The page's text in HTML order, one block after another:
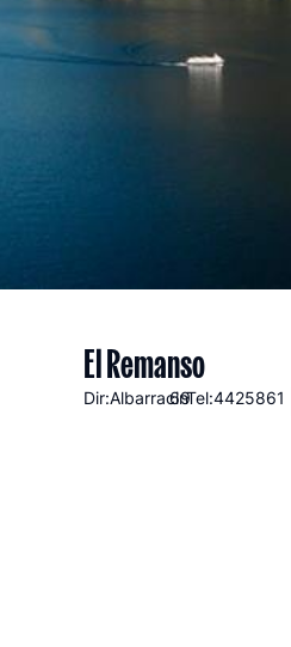
El Remanso
Dir:Albarracin
69Tel:4425861